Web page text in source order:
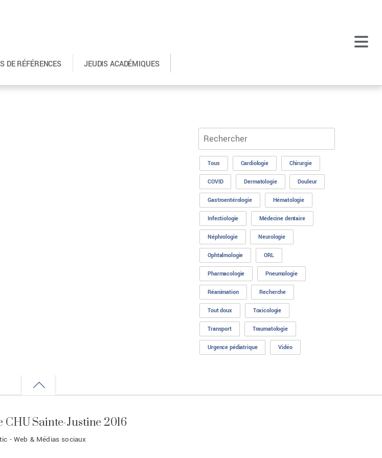
DE RÉFÉRENCES JEUDIS ACADÉMIQUES
Tous Cardiologie Chirurgie
COVID Dermatologie Douleur
Gastroentérologie Hématologie
Infectiologie Médecine dentaire
Néphrologie Neurologie
Ophtalmologie ORL
Pharmacologie Pneumologie
Réanimation Recherche
Tout doux Toxicologie
Transport Traumatologie
Urgence pédiatrique Vidéo
Back
top
CHU Sainte-Justine 2016
- Web & Médias sociaux